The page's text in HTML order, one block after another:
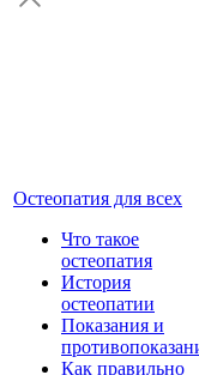
Остеопатия для всех
Что такое
остеопатия
История
остеопатии
Показания и
Как правильно